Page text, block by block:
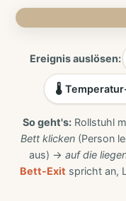
🚶Bewegung
📡Radar 60 GHz
Ereignis auslösen:
🌡️
So geht's: Rollstuhl
Bett klicken(Person
aus) → auf die
Bett-Exit spricht an,